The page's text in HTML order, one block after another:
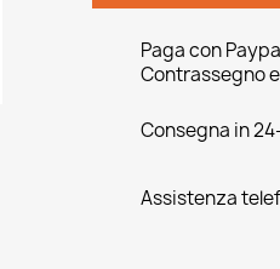
Paga con
Contrassegno
Consegna in
Assistenza